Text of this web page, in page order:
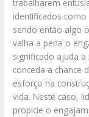
trabalharem
identificados
sendo então algo
valha a pena o
significado ajuda
conceda a chance
esforço na
vida. Neste caso,
propicie o